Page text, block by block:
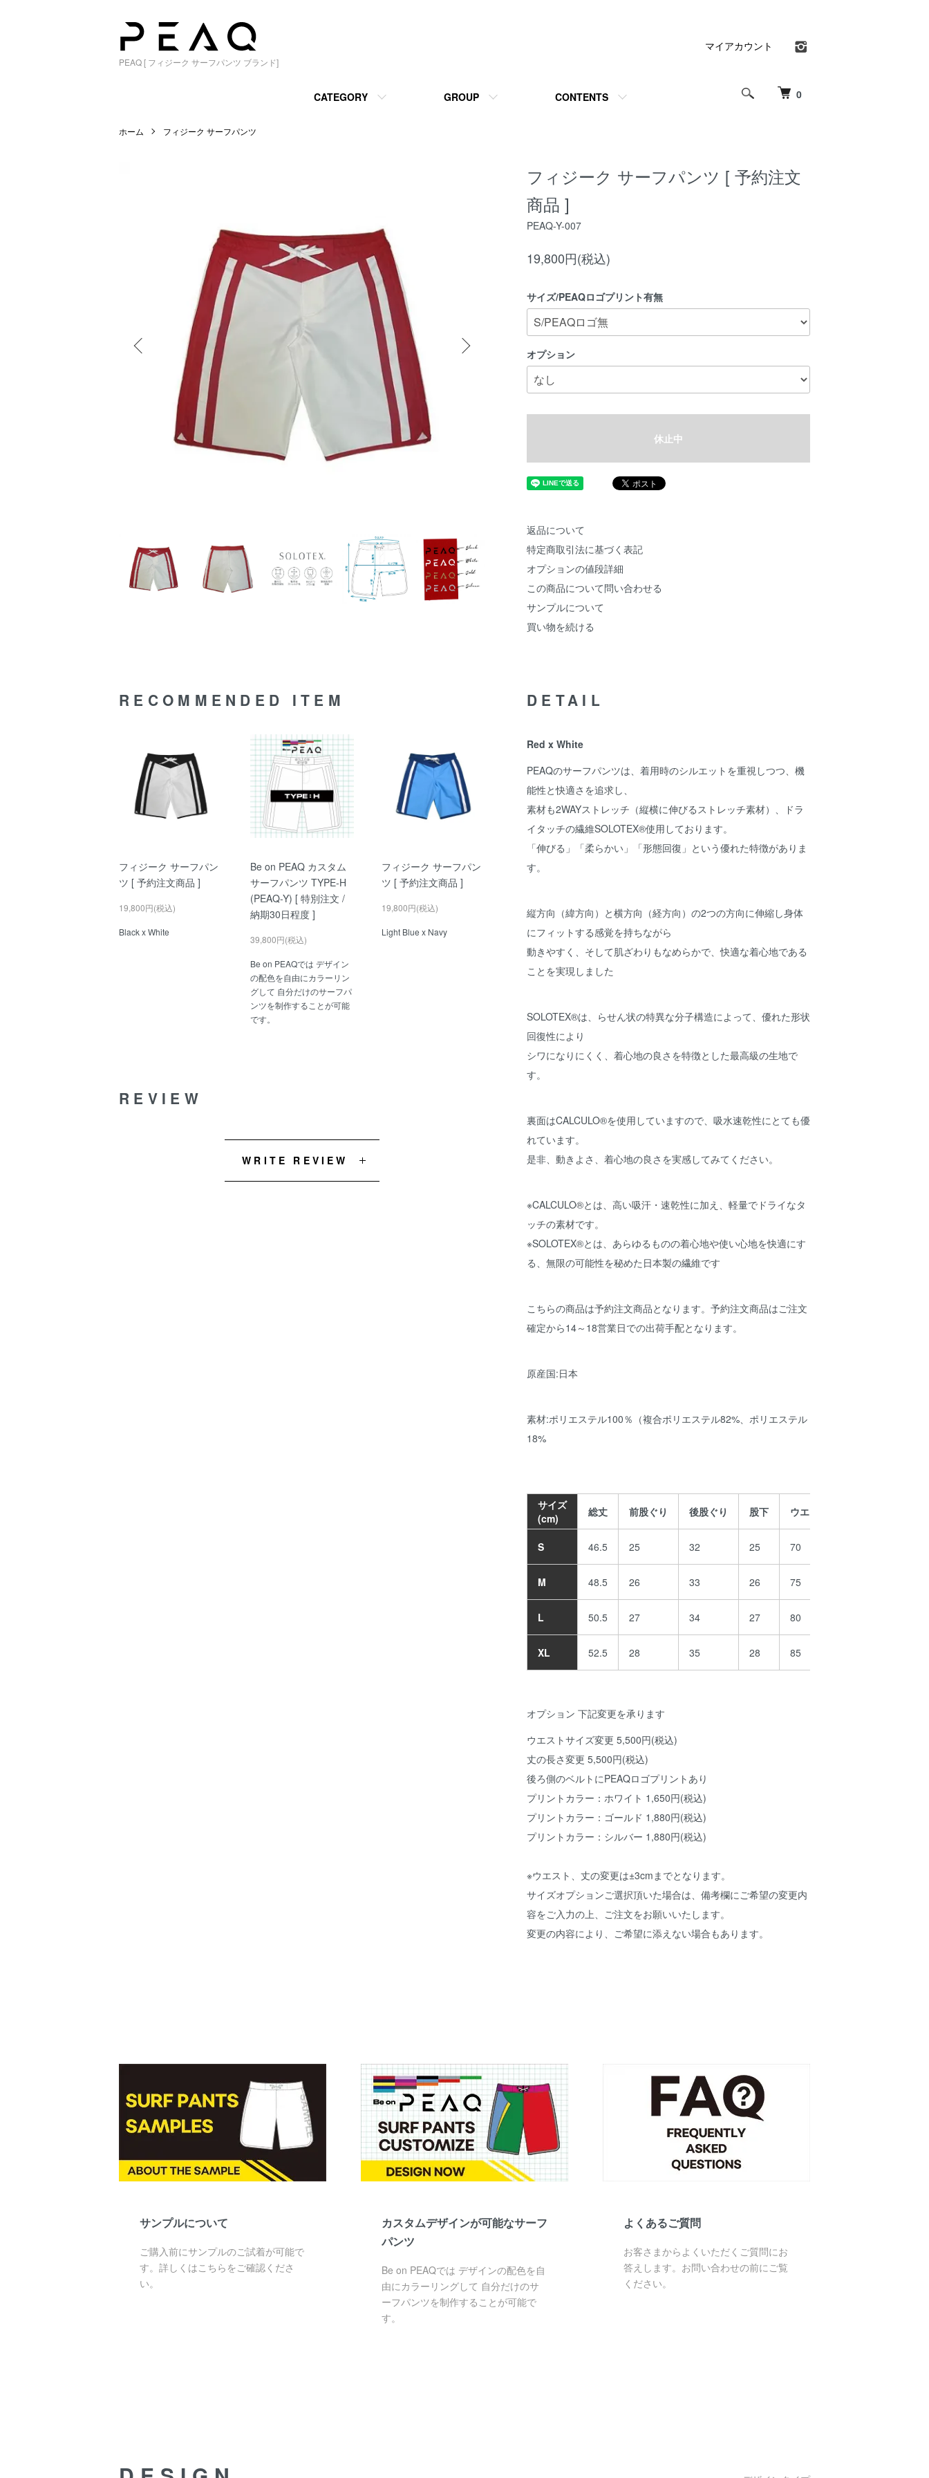
PEAQ [ フィジーク サーフパンツ ブランド]
0
CATEGORY GROUP CONTENTS
マイアカウント
ホーム フィジーク サーフパンツ
フィジーク サーフパンツ [ 予約注文
商品 ]
PEAQ-Y-007
19,800円(税込)
サイズ/PEAQロゴプリント有無
オプション
休止中
返品について
特定商取引法に基づく表記
オプションの値段詳細
この商品について問い合わせる
サンプルについて
買い物を続ける
DETAIL
Red x White
PEAQのサーフパンツは、着用時のシルエットを重視しつつ、機
能性と快適さを追求し、
素材も2WAYストレッチ（縦横に伸びるストレッチ素材）、ドラ
イタッチの繊維SOLOTEX®使用しております。
「伸びる」「柔らかい」「形態回復」という優れた特徴がありま
す。
縦方向（緯方向）と横方向（経方向）の2つの方向に伸縮し身体
にフィットする感覚を持ちながら
動きやすく、そして肌ざわりもなめらかで、快適な着心地である
ことを実現しました
SOLOTEX®は、らせん状の特異な分子構造によって、優れた形状
回復性により
シワになりにくく、着心地の良さを特徴とした最高級の生地で
す。
裏面はCALCULO®を使用していますので、吸水速乾性にとても優
れています。
是非、動きよさ、着心地の良さを実感してみてください。
※CALCULO®とは、高い吸汗・速乾性に加え、軽量でドライなタ
ッチの素材です。
※SOLOTEX®とは、あらゆるものの着心地や使い心地を快適にす
る、無限の可能性を秘めた日本製の繊維です
こちらの商品は予約注文商品となります。予約注文商品はご注文
確定から14～18営業日での出荷手配となります。
原産国:日本
素材:ポリエステル100％（複合ポリエステル82%、ポリエステル
18%
サイズ
(cm)
総丈 前股ぐり 後股ぐり 股下 ウエスト
S 46.5 25 32 25 70
M 48.5 26 33 26 75
L 50.5 27 34 27 80
XL 52.5 28 35 28 85
オプション 下記変更を承ります
ウエストサイズ変更 5,500円(税込)
丈の長さ変更 5,500円(税込)
後ろ側のベルトにPEAQロゴプリントあり
プリントカラー：ホワイト 1,650円(税込)
プリントカラー：ゴールド 1,880円(税込)
プリントカラー：シルバー 1,880円(税込)
※ウエスト、丈の変更は±3cmまでとなります。
サイズオプションご選択頂いた場合は、備考欄にご希望の変更内
容をご入力の上、ご注文をお願いいたします。
変更の内容により、ご希望に添えない場合もあります。
RECOMMENDED ITEM
フィジーク サーフパン
ツ [ 予約注文商品 ]
19,800円(税込)
Black x White
Be on PEAQ カスタム
サーフパンツ TYPE-H
(PEAQ-Y) [ 特別注文 /
納期30日程度 ]
39,800円(税込)
Be on PEAQでは デザイン
の配色を自由にカラーリン
グして 自分だけのサーフパ
ンツを制作することが可能
です。
フィジーク サーフパン
ツ [ 予約注文商品 ]
19,800円(税込)
Light Blue x Navy
REVIEW
WRITE REVIEW
サンプルについて
ご購入前にサンプルのご試着が可能で
す。詳しくはこちらをご確認くださ
い。
カスタムデザインが可能なサーフ
パンツ
Be on PEAQでは デザインの配色を自
由にカラーリングして 自分だけのサ
ーフパンツを制作することが可能で
す。
よくあるご質問
お客さまからよくいただくご質問にお
答えします。お問い合わせの前にご覧
ください。